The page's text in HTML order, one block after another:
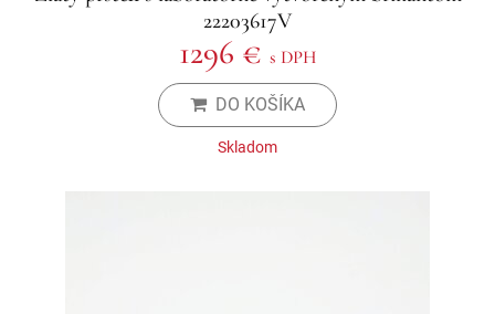
22203617V
1296 € s DPH
DO KOŠÍKA
Skladom